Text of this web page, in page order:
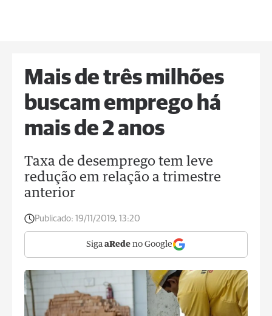
Mais de três milhões
buscam emprego há
mais de 2 anos
Taxa de desemprego tem leve
redução em relação a trimestre
anterior
Publicado: 19/11/2019, 13:20
Siga aRede no Google